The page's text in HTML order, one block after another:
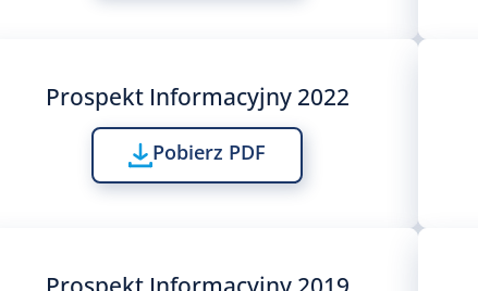
Prospekt Informacyjny 2022
Pobierz PDF